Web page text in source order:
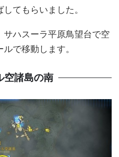
てもらいました。
ハスーラ平原鳥望台で空
で移動します。
空諸島の南